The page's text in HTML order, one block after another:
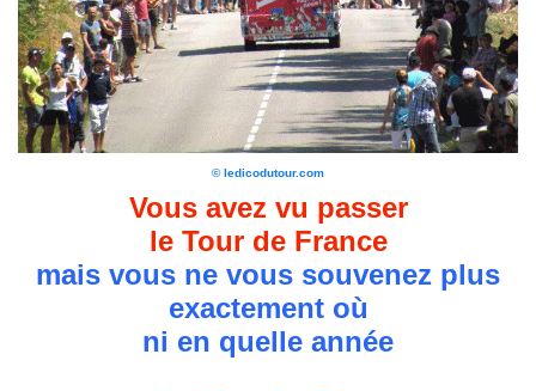
© ledicodutour.com
Vous avez vu passer
le Tour de France
mais vous ne vous souvenez plus
exactement où
ni en quelle année